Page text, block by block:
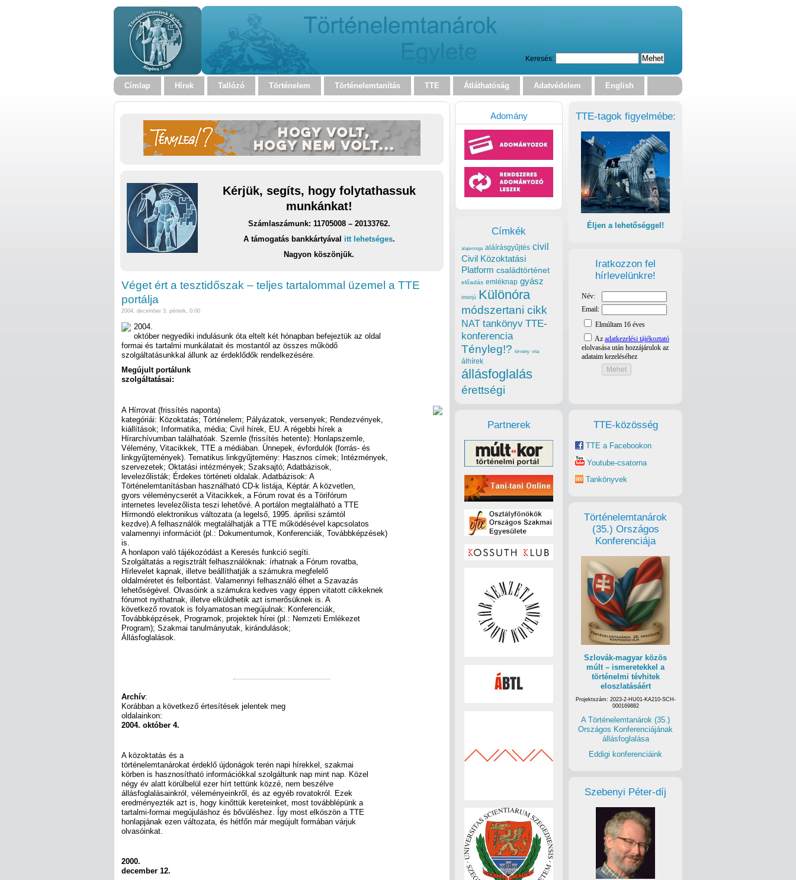
Keresés:
Címlap Hírek Tallózó Történelem Történelemtanítás TTE Átláthatóság Adatvédelem English
Kérjük, segíts, hogy folytathassuk
munkánkat!
Számlaszámunk: 11705008 – 20133762.
A támogatás bankkártyával itt lehetséges.
Nagyon köszönjük.
Véget ért a tesztidőszak – teljes tartalommal üzemel a TTE
portálja
2004. december 3. péntek, 0:00
2004.
október negyediki indulásunk óta eltelt két hónapban befejeztük az oldal
formai és tartalmi munkálatait és mostantól az összes működő
szolgáltatásunkkal állunk az érdeklődők rendelkezésére.
Megújult portálunk
szolgáltatásai:
A Hírrovat (frissítés naponta)
kategóriái: Közoktatás; Történelem; Pályázatok, versenyek; Rendezvények,
kiállítások; Informatika, média; Civil hírek, EU. A régebbi hírek a
Hírarchívumban találhatóak. Szemle (frissítés hetente): Honlapszemle,
Vélemény, Vitacikkek, TTE a médiában. Ünnepek, évfordulók (forrás- és
linkgyűjtemények). Tematikus linkgyűjtemény: Hasznos címek; Intézmények,
szervezetek; Oktatási intézmények; Szaksajtó; Adatbázisok,
levelezőlisták; Érdekes történeti oldalak. Adatbázisok: A
Történelemtanításban használható CD-k listája, Képtár. A közvetlen,
gyors véleménycserét a Vitacikkek, a Fórum rovat és a Törifórum
internetes levelezőlista teszi lehetővé. A portálon megtalálható a TTE
Hírmondó elektronikus változata (a legelső, 1995. áprilisi számtól
kezdve).A felhasználók megtalálhatják a TTE működésével kapcsolatos
valamennyi információt (pl.: Dokumentumok, Konferenciák, Továbbképzések)
is.
A honlapon való tájékozódást a Keresés funkció segíti.
Szolgáltatás a regisztrált felhasználóknak: írhatnak a Fórum rovatba,
Hírlevelet kapnak, illetve beállíthatják a számukra megfelelő
oldalméretet és felbontást. Valamennyi felhasználó élhet a Szavazás
lehetőségével. Olvasóink a számukra kedves vagy éppen vitatott cikkeknek
fórumot nyithatnak, illetve elküldhetik azt ismerősüknek is. A
következő rovatok is folyamatosan megújulnak: Konferenciák,
Továbbképzések, Programok, projektek hírei (pl.: Nemzeti Emlékezet
Program); Szakmai tanulmányutak, kirándulások;
Állásfoglalások.
Archív:
Korábban a következő értesítések jelentek meg
oldalainkon:
2004. október 4.
A közoktatás és a
történelemtanárokat érdeklő újdonágok terén napi hírekkel, szakmai
körben is hasznosítható információkkal szolgáltunk nap mint nap. Közel
négy év alatt körülbelül ezer hírt tettünk közzé, nem beszélve
állásfoglalásainkról, véleményeinkről, és az egyéb rovatokról. Ezek
eredményezték azt is, hogy kinőttük kereteinket, most továbblépünk a
tartalmi-formai megújuláshoz és bővüléshez. Így most elköszön a TTE
honlapjának ezen változata, és hétfőn már megújult formában várjuk
olvasóinkat.
2000.
december 12.
TTE-tagok figyelmébe:
Éljen a lehetőséggel!
Iratkozzon fel
hírlevelünkre!
TTE-közösség
TTE a Facebookon
Youtube-csatorna
Tankönyvek
Történelemtanárok
(35.) Országos
Konferenciája
Szlovák-magyar közös
múlt – ismeretekkel a
történelmi tévhitek
eloszlatásáért
Projektszám: 2023-2-HU01-KA210-SCH-
000169882
A Történelemtanárok (35.)
Országos Konferenciájának
állásfoglalása
Eddigi konferenciáink
Szebenyi Péter-díj
Adomány
Címkék
alapvizsga aláírásgyűjtés civil
Civil Közoktatási
Platform családtörténet
előadás emléknap gyász
interjú Különóra
módszertani cikk
NAT tankönyv TTE-
konferencia
Tényleg!? törvény vita
álhírek
állásfoglalás
érettségi
Partnerek